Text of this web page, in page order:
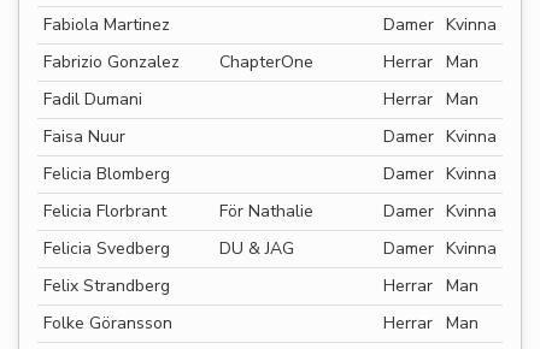
Fabiola Martinez
Damer Kvinna
Fabrizio Gonzalez
ChapterOne Herrar Man
Fadil Dumani
Herrar Man
Faisa Nuur
Damer Kvinna
Felicia Blomberg
Damer Kvinna
Felicia Florbrant
För Nathalie Damer Kvinna
Felicia Svedberg
DU & JAG Damer Kvinna
Felix Strandberg
Herrar Man
Folke Göransson
Herrar Man